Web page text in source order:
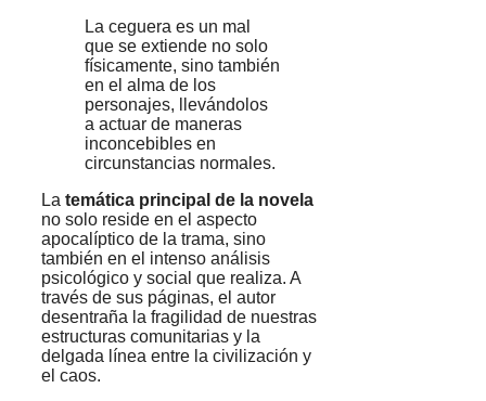
La ceguera es un mal
que se extiende no solo
físicamente, sino también
en el alma de los
personajes, llevándolos
a actuar de maneras
inconcebibles en
circunstancias normales.
La temática principal de la novela
no solo reside en el aspecto
apocalíptico de la trama, sino
también en el intenso análisis
psicológico y social que realiza. A
través de sus páginas, el autor
desentraña la fragilidad de nuestras
estructuras comunitarias y la
delgada línea entre la civilización y
el caos.